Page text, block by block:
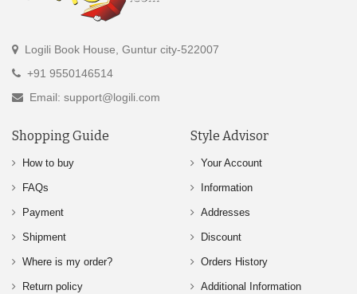
Logili Book House, Guntur city-522007
+91 9550146514
Email: support@logili.com
Shopping Guide
How to buy
FAQs
Payment
Shipment
Where is my order?
Return policy
Style Advisor
Your Account
Information
Addresses
Discount
Orders History
Additional Information